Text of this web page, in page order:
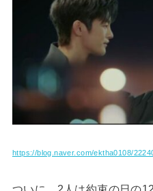
https://blog.naver.com/ektha0108/